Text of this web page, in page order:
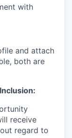
with
and attach
both are
receive
regard to